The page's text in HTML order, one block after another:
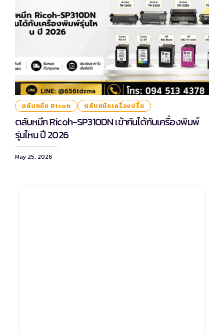
ตลับหมึก Ricoh ตลับหมึกเครื่องปริ้น
ตลับหมึก Ricoh-SP310DN เข้ากันได้กับเครื่องพิมพ์
รุ่นไหน ปี 2026
May 25, 2026